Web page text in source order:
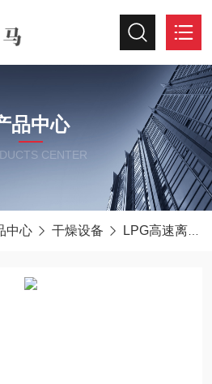
品中心
CENTER
中心 干燥设备 LPG高速离心喷雾干燥机